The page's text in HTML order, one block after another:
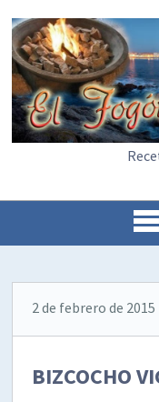
2 de febrero de 2015
BIZCOCHO